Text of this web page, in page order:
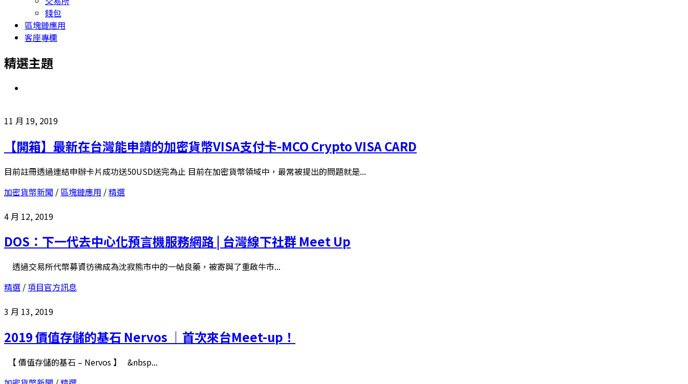
錢包
區塊鏈應用
客座專欄
精選主題
11 月 19, 2019
【開箱】最新在台灣能申請的加密貨幣VISA支付卡-MCO Crypto VISA CARD
目前註冊透過連結申辦卡片成功送50USD送完為止 目前在加密貨幣領域中，最常被提出的問題就是...
加密貨幣新聞 / 區塊鏈應用 /精選
4 月 12, 2019
DOS：下一代去中心化預言機服務網路 | 台灣線下社群 Meet Up
透過交易所代幣募資彷彿成為沈寂熊市中的一帖良藥，被寄與了重啟牛市...
精選 /項目官方訊息
3 月 13, 2019
2019 價值存儲的基石 Nervos ｜首次來台Meet-up！
【 價值存儲的基石 – Nervos 】 &nbsp...